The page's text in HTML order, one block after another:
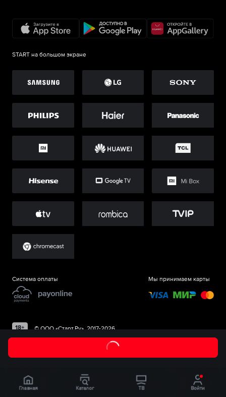
START на большом экране
Система оплаты Мы принимаем карты
©ООО «Старт.Ру», 2017-2026
Главная Каталог ТВ Войти